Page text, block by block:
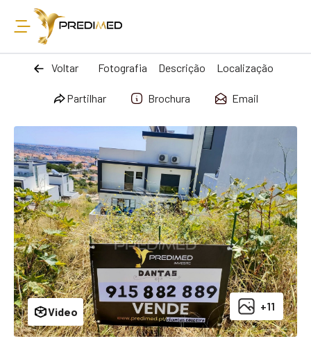
Voltar Fotografia Descrição Localização
Partilhar Brochura Email
+11
Video